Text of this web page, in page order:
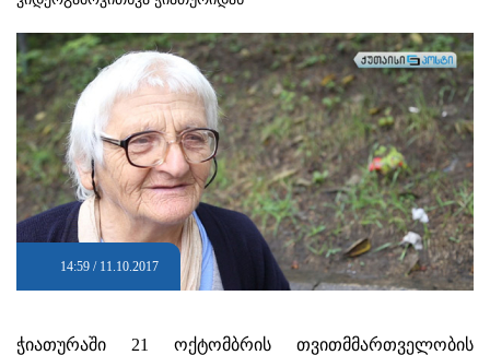
14:59 / 11.10.2017
ჭიათურაში 21 ოქტომბრის თვითმმართველობის